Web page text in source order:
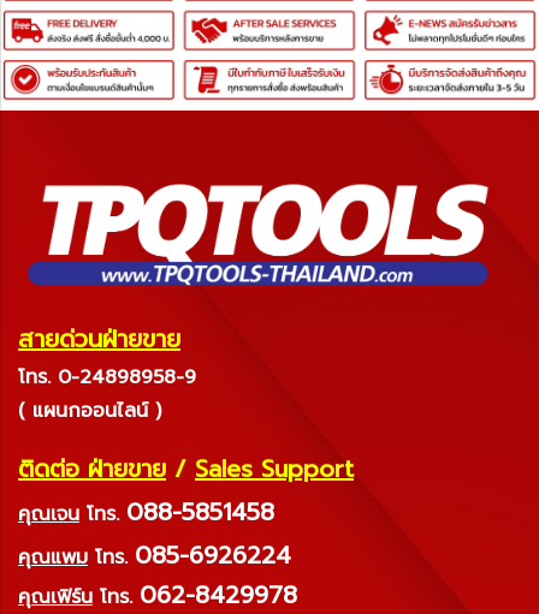
สายด่วนฝ่ายขาย
โทร. 0-24898958-9
( แผนกออนไลน์ )
ติดต่อ ฝ่ายขาย / Sales Support
คุณเจน โทร. 088-5851458
คุณแพม โทร. 085-6926224
คุณเฟิร์น โทร. 062-8429978